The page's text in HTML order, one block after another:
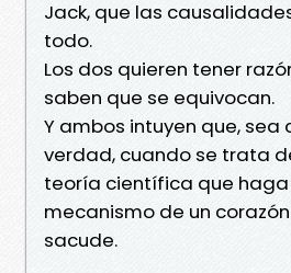
Jack, que las
todo.
Los dos quieren tener
saben que se equivocan.
Y ambos intuyen que, sea
verdad, cuando se trata
teoría científica que
mecanismo de un
sacude.